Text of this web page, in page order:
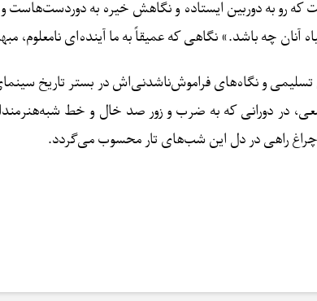
که رو به دوربین ایستاده و نگاهش خیره به دوردست‌هاست
آنان چه باشد.» نگاهی که عمیقاً به ما آینده‌ای نامعلوم،
و نگاه‌های فراموش‌ناشدنی‌اش در بستر تاریخ سینمای
در دورانی که به ضرب و زور صد خال و خط
راهی در دل این شب‌های تار محسوب می‌گردد.